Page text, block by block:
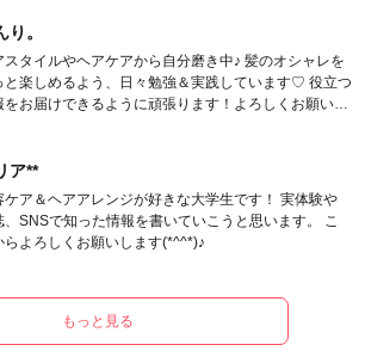
り。
スタイルやヘアケアから自分磨き中♪ 髪のオシャレを
と楽しめるよう、日々勉強＆実践しています♡ 役立つ
をお届けできるように頑張ります！よろしくお願いし
ア**
ケア＆ヘアアレンジが好きな大学生です！ 実体験や
、SNSで知った情報を書いていこうと思います。 こ
らよろしくお願いします(*^^*)♪
もっと見る